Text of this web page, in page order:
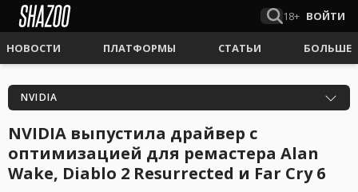
18+ ВОЙТИ
НОВОСТИ ПЛАТФОРМЫ СТАТЬИ БОЛЬШЕ
NVIDIA
NVIDIA выпустила драйвер с
оптимизацией для ремастера Alan
Wake, Diablo 2 Resurrected и Far Cry 6